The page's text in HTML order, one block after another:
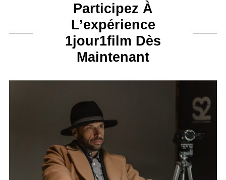
Participez À
L’expérience
1jour1film Dès
Maintenant